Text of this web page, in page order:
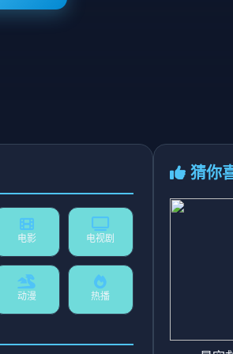
电影 电视剧
动漫 热播
猜你